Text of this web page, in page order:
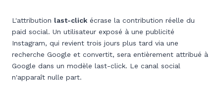
L'attribution last-click écrase la contribution réelle du
paid social. Un utilisateur exposé à une publicité
Instagram, qui revient trois jours plus tard via une
recherche Google et convertit, sera entièrement attribué à
Google dans un modèle last-click. Le canal social
n'apparaît nulle part.